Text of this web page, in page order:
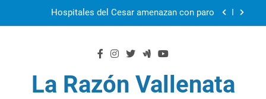
Hospitales del Cesar amenazan con paro
El Cesar en la feria Colombia Son las Regiones
La Razón Vallenata